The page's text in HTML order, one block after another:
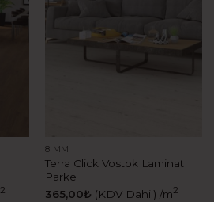
2
8 MM
Terra Click Vostok Laminat
Parke
365,00₺ (KDV Dahil) /m2